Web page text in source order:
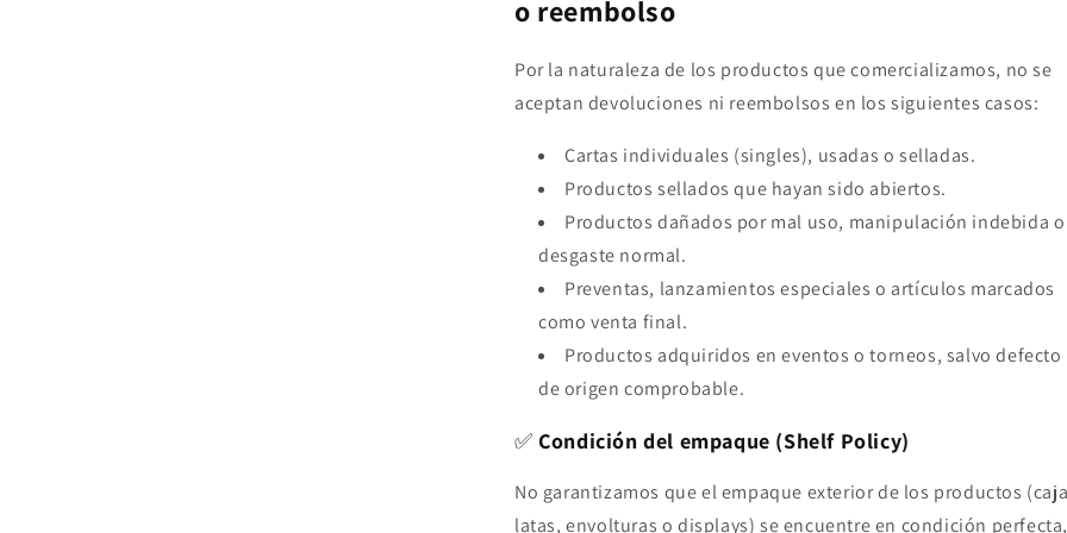
o reembolso
Por la naturaleza de los productos que comercializamos, no se
aceptan devoluciones ni reembolsos en los siguientes casos:
Cartas individuales (singles), usadas o selladas.
Productos sellados que hayan sido abiertos.
Productos dañados por mal uso, manipulación indebida o
desgaste normal.
Preventas, lanzamientos especiales o artículos marcados
como venta final.
Productos adquiridos en eventos o torneos, salvo defecto
de origen comprobable.
✅Condición del empaque (Shelf Policy)
No garantizamos que el empaque exterior de los productos
latas, envolturas o displays) se encuentre en condición